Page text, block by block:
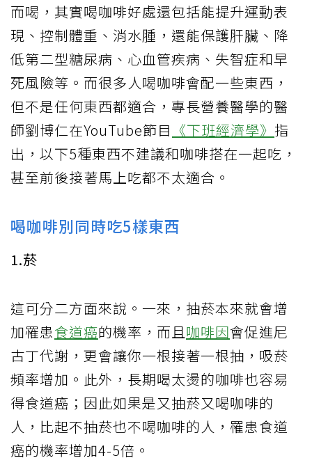
而喝，其實喝咖啡好處還包括能提升運動表
現、控制體重、消水腫，還能保護肝臟、降
低第二型糖尿病、心血管疾病、失智症和早
死風險等。而很多人喝咖啡會配一些東西，
但不是任何東西都適合，專長營養醫學的醫
師劉博仁在YouTube節目 《下班經濟學》 指
出，以下5種東西不建議和咖啡搭在一起吃，
甚至前後接著馬上吃都不太適合。
喝咖啡別同時吃5樣東西
1.菸
這可分二方面來說。一來，抽菸本來就會增
加罹患食道癌的機率，而且咖啡因會促進尼
古丁代謝，更會讓你一根接著一根抽，吸菸
頻率增加。此外，長期喝太燙的咖啡也容易
得食道癌；因此如果是又抽菸又喝咖啡的
人，比起不抽菸也不喝咖啡的人，罹患食道
癌的機率增加4-5倍。